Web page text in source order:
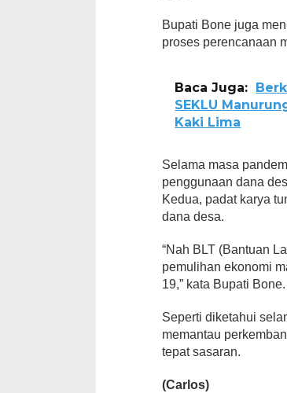
Bupati Bone juga
proses perencanaan
Baca Juga:
SEKLU
Kaki Lima
Selama masa
penggunaan dana
Kedua, padat karya
dana desa.
“Nah BLT (Bantuan
pemulihan ekonomi
19,” kata Bupati Bone.
Seperti diketahui
memantau
tepat sasaran.
(Carlos)